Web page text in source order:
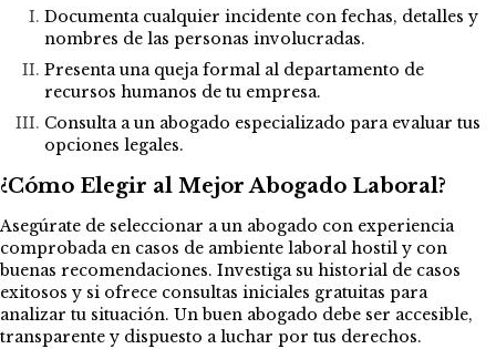
Documenta cualquier incidente con fechas, detalles y
nombres de las personas involucradas.
Presenta una queja formal al departamento de
recursos humanos de tu empresa.
Consulta a un abogado especializado para evaluar tus
opciones legales.
¿Cómo Elegir al Mejor Abogado Laboral?
Asegúrate de seleccionar a un abogado con experiencia
comprobada en casos de ambiente laboral hostil y con
buenas recomendaciones. Investiga su historial de casos
exitosos y si ofrece consultas iniciales gratuitas para
analizar tu situación. Un buen abogado debe ser accesible,
transparente y dispuesto a luchar por tus derechos.